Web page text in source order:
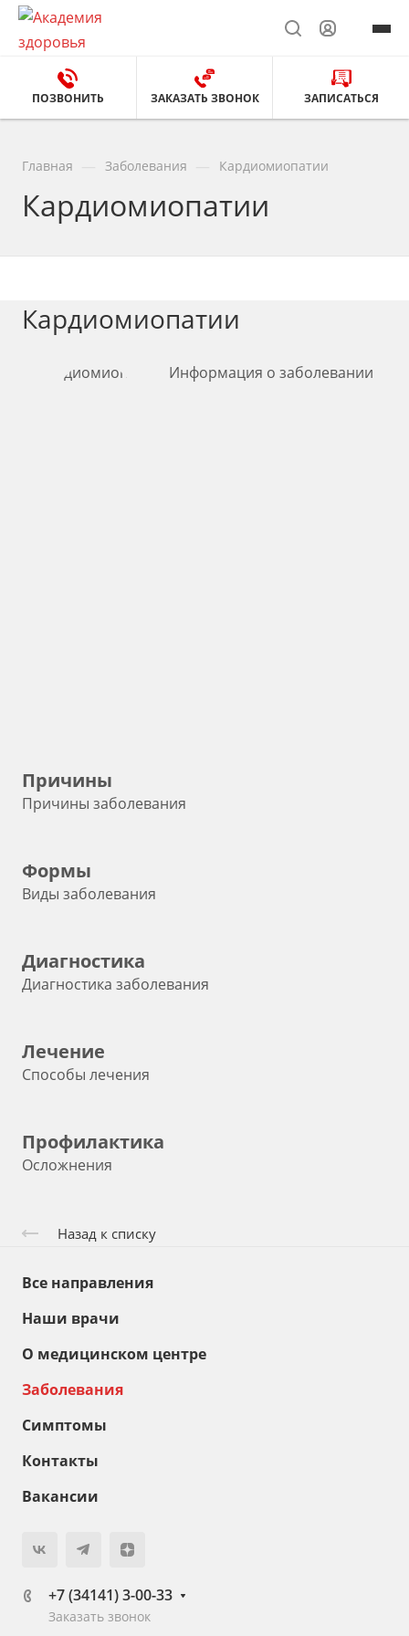
ПОЗВОНИТЬ ЗАКАЗАТЬ ЗВОНОК ЗАПИСАТЬСЯ
Главная Заболевания Кардиомиопатии
Кардиомиопатии
Кардиомиопатии
Информация о заболевании
Причины
Причины заболевания
Формы
Виды заболевания
Диагностика
Диагностика заболевания
Лечение
Способы лечения
Профилактика
Осложнения
Назад к списку
Все направления
Наши врачи
О медицинском центре
Заболевания
Симптомы
Контакты
Вакансии
+7 (34141) 3-00-33
Заказать звонок